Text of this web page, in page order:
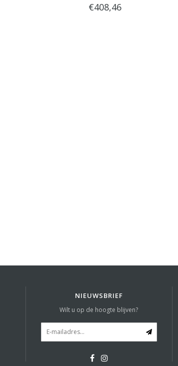
€408,46
NIEUWSBRIEF
Wilt u op de hoogte blijven?